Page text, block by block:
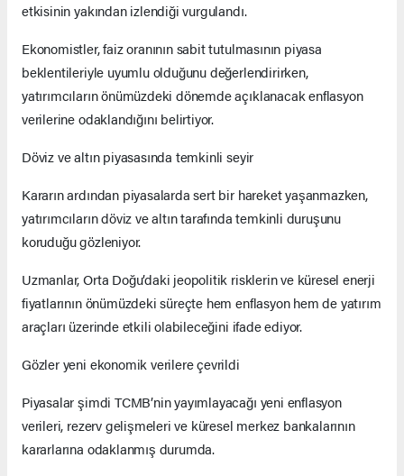
etkisinin yakından izlendiği vurgulandı.
Ekonomistler, faiz oranının sabit tutulmasının piyasa
beklentileriyle uyumlu olduğunu değerlendirirken,
yatırımcıların önümüzdeki dönemde açıklanacak enflasyon
verilerine odaklandığını belirtiyor.
Döviz ve altın piyasasında temkinli seyir
Kararın ardından piyasalarda sert bir hareket yaşanmazken,
yatırımcıların döviz ve altın tarafında temkinli duruşunu
koruduğu gözleniyor.
Uzmanlar, Orta Doğu’daki jeopolitik risklerin ve küresel enerji
fiyatlarının önümüzdeki süreçte hem enflasyon hem de yatırım
araçları üzerinde etkili olabileceğini ifade ediyor.
Gözler yeni ekonomik verilere çevrildi
Piyasalar şimdi TCMB’nin yayımlayacağı yeni enflasyon
verileri, rezerv gelişmeleri ve küresel merkez bankalarının
kararlarına odaklanmış durumda.